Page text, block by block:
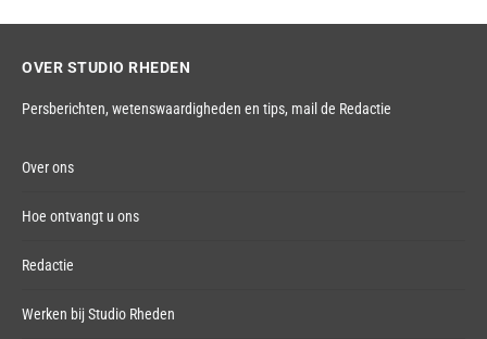
OVER STUDIO RHEDEN
Persberichten, wetenswaardigheden en tips, mail de Redactie
Over ons
Hoe ontvangt u ons
Redactie
Werken bij Studio Rheden